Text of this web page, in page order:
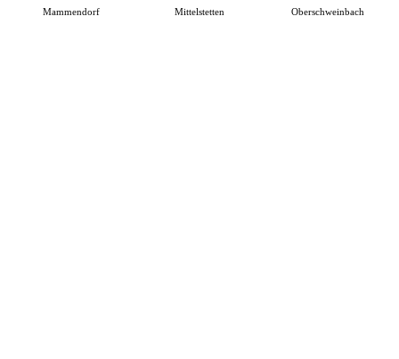
Mammendorf Mittelstetten Oberschweinbach